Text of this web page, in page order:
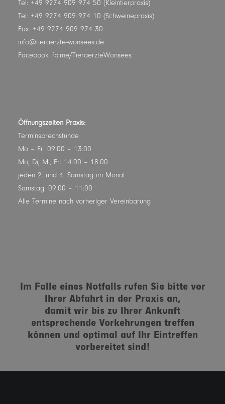
Tel: +49 9274 909 974 50 (Kleintierpraxis)
Tel: +49 9274 909 974 10 (Schweinepraxis)
Fax: +49 9274 909 974 30
info@tieraerzte-wonsees.de
Facebook: fb.me/TieraerzteWonsees
Öffnungszeiten Praxis:
Terminsprechstunde
Mo – Fr: 09:00 – 13:00
Mo, Di, Mi, Fr: 14:00 – 18:00
jeden 2. und 4. Samstag im Monat
Samstag: 09:00 – 11:00
Alle Termine nach vorheriger Vereinbarung
Im Falle eines Notfalls rufen Sie bitte vor
Ihrer Abfahrt in der Praxis an,
damit wir bis zu Ihrer Ankunft
entsprechende Vorkehrungen treffen
können und optimal auf Ihr Eintreffen
vorbereitet sind!